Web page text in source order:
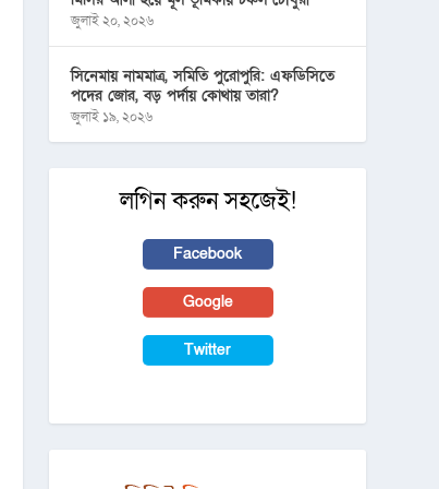
জুলাই ২০, ২০২৬
সিনেমায় নামমাত্র, সমিতি পুরোপুরি: এফডিসিতে
পদের জোর, বড় পর্দায় কোথায় তারা?
জুলাই ১৯, ২০২৬
লগিন করুন সহজেই!
Facebook
Google
Twitter